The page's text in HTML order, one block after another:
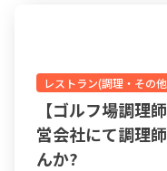
レストラン(調理・その
【ゴルフ場調理
営会社にて調理
んか?